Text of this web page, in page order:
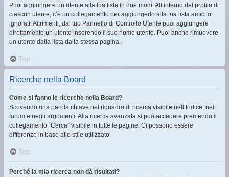
Puoi aggiungere un utente alla tua lista in due modi. All’interno del profilo di
ciascun utente, c’è un collegamento per aggiungerlo alla tua lista amici o
ignorati. Altrimenti, dal tuo Pannello di Controllo Utente puoi aggiungere
direttamente un utente inserendo il suo nome utente. Puoi anche rimuovere
un utente dalla lista dalla stessa pagina.
Top
Ricerche nella Board
Come si fanno le ricerche nella Board?
Scrivendo una parola chiave nel riquadro di ricerca visibile nell’Indice, nei
forum e negli argomenti. Alla ricerca avanzata si può accedere premendo il
collegamento “Cerca” visibile in tutte le pagine. Ci possono essere
differenze in base allo stile utilizzato.
Top
Perché la mia ricerca non dà risultati?